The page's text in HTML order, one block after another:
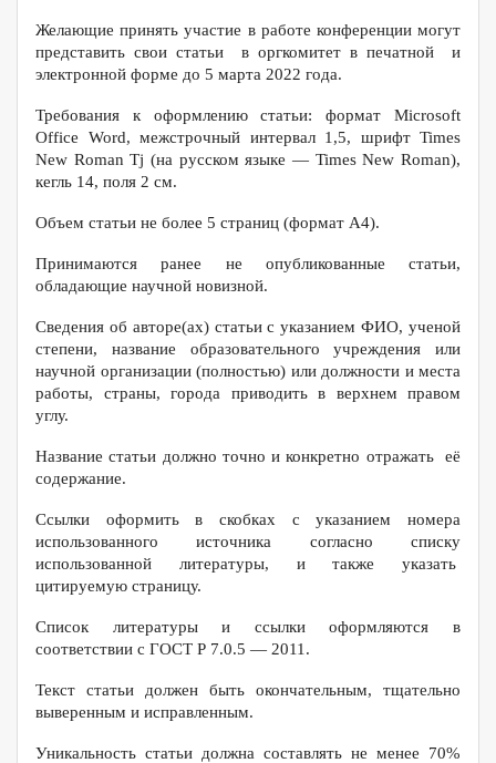
Желающие принять участие в работе конференции могут
представить свои статьи в оргкомитет в печатной и
электронной форме до 5 марта 2022 года.
Требования к оформлению статьи: формат Microsoft
Office Word, межстрочный интервал 1,5, шрифт Times
New Roman Tj (на русском языке — Times New Roman),
кегль 14, поля 2 см.
Объем статьи не более 5 страниц (формат А4).
Принимаются ранее не опубликованные статьи,
обладающие научной новизной.
Сведения об авторе(ах) статьи с указанием ФИО, ученой
степени, название образовательного учреждения или
научной организации (полностью) или должности и места
работы, страны, города приводить в верхнем правом
углу.
Название статьи должно точно и конкретно отражать её
содержание.
Ссылки оформить в скобках с указанием номера
использованного источника согласно списку
использованной литературы, и также указать
цитируемую страницу.
Список литературы и ссылки оформляются в
соответствии с ГОСТ Р 7.0.5 — 2011.
Текст статьи должен быть окончательным, тщательно
выверенным и исправленным.
Уникальность статьи должна составлять не менее 70%